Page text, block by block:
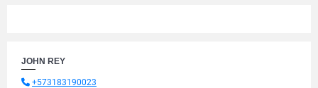
JOHN REY
+573183190023